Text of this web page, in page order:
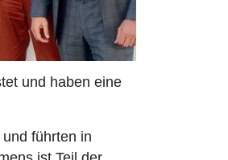
und haben eine
führten in